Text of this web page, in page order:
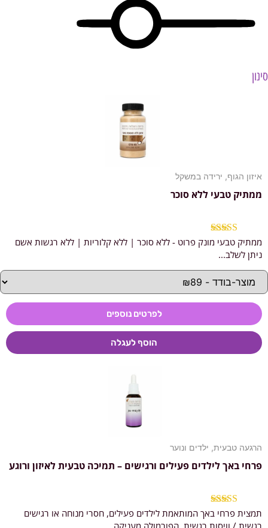
סינון
איזון הגוף, ירידה במשקל
ממתיק טבעי ללא סוכר
לפרטים נוספים
הוסף לעגלה
ממתיק טבעי מונק פרוט - ללא סוכר | ללא קלוריות | ללא רגשות אשם
ניתן לשלב...
דורג5.00
מתוך 5
הרגעה טבעית, ילדים ונוער
פרחי באך לילדים פעילים ורגישים – תמיכה טבעית לאיזון ורוגע
תמצית פרחי באך המותאמת לילדים פעילים, חסרי מנוחה או רגישים
דורג5.00
מתוך 5